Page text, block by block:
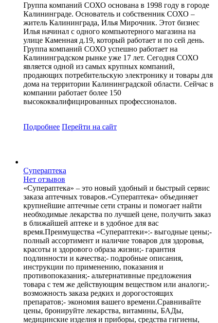
Группа компаний СОХО основана в 1998 году в городе
Калининграде. Основатель и собственник СОХО –
житель Калининграда, Илья Мирочник. Этот бизнес
Илья начинал с одного компьютерного магазина на
улице Каменная д.19, который работает и по сей день.
Группа компаний СОХО успешно работает на
Калининградском рынке уже 17 лет. Сегодня СОХО
является одной из самых крупных компаний,
продающих потребительскую электронику и товары для
дома на территории Калининградской области. Сейчас в
компании работает более 150
высококвалифицированных профессионалов.
Подробнее Перейти на сайт
Супераптека
Нет отзывов
«Супераптека» – это новый удобный и быстрый сервис
заказа аптечных товаров.«Супераптека» объединяет
крупнейшие аптечные сети страны и помогает найти
необходимые лекарства по лучшей цене, получить заказ
в ближайшей аптеке и в удобное для вас
время.Преимущества «Супераптеки»:- выгодные цены;-
полный ассортимент и наличие товаров для здоровья,
красоты и здорового образа жизни;- гарантия
подлинности и качества;- подробные описания,
инструкции по применению, показания и
противопоказания;- альтернативные предложения
товара с тем же действующим веществом или аналоги;-
возможность заказа редких и дорогостоящих
препаратов;- экономия вашего времени.Сравнивайте
цены, бронируйте лекарства, витамины, БАДы,
медицинские изделия и приборы, средства гигиены,